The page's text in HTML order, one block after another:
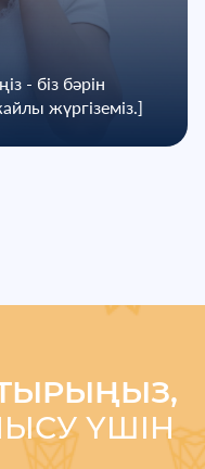
- біз бәрін
жүргіземіз.]
ҮШІН